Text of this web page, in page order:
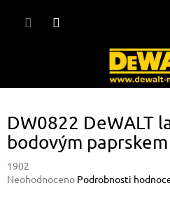
DW0822 DeWALT
bodovým paprskem
1902
Průměrné
Neohodnoceno Podrobnosti